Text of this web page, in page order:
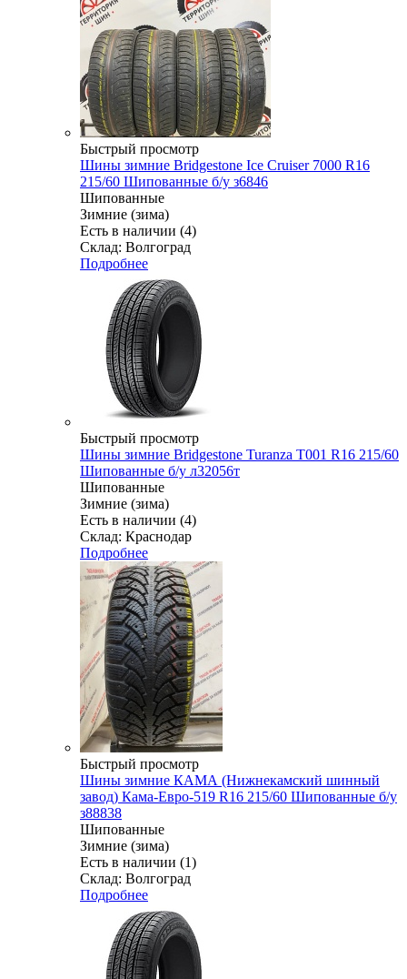
Быстрый просмотр
Шины зимние Bridgestone Ice Cruiser 7000 R16
215/60 Шипованные б/у з6846
Шипованные
Зимние (зима)
Есть в наличии (4)
Склад: Волгоград
Подробнее
Быстрый просмотр
Шины зимние Bridgestone Turanza T001 R16 215/60
Шипованные б/у л32056т
Шипованные
Зимние (зима)
Есть в наличии (4)
Склад: Краснодар
Подробнее
Быстрый просмотр
Шины зимние КАМА (Нижнекамский шинный
завод) Кама-Евро-519 R16 215/60 Шипованные б/у
з88838
Шипованные
Зимние (зима)
Есть в наличии (1)
Склад: Волгоград
Подробнее